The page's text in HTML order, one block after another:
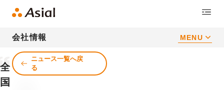
会社情報 MENU
全
国
ニュース一覧へ戻
る